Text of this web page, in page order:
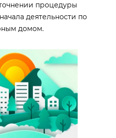
процедуры
деятельности по
домом.